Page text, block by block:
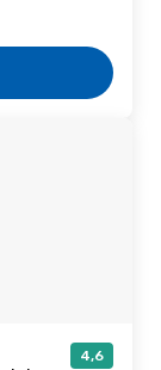
4,6